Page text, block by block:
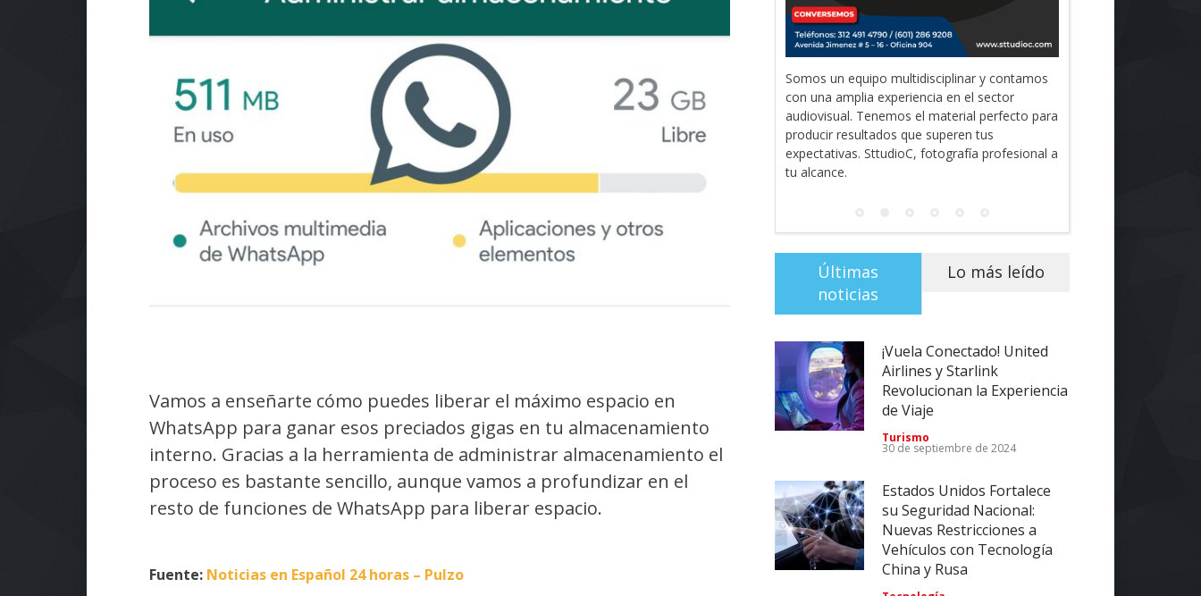
Vamos a enseñarte cómo puedes liberar el máximo espacio en
WhatsApp para ganar esos preciados gigas en tu almacenamiento
interno. Gracias a la herramienta de administrar almacenamiento el
proceso es bastante sencillo, aunque vamos a profundizar en el
resto de funciones de WhatsApp para liberar espacio.
Fuente: Noticias en Español 24 horas – Pulzo
Somos un equipo multidisciplinar y contamos
con una amplia experiencia en el sector
audiovisual. Tenemos el material perfecto para
producir resultados que superen tus
expectativas. SttudioC, fotografía profesional a
tu alcance.
Últimas
noticias
Lo más leído
¡Vuela Conectado! United
Airlines y Starlink
Revolucionan la Experiencia
de Viaje
Turismo
30 de septiembre de 2024
Estados Unidos Fortalece
su Seguridad Nacional:
Nuevas Restricciones a
Vehículos con Tecnología
China y Rusa